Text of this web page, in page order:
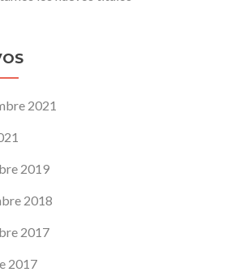
2021
2019
2018
2017
2017